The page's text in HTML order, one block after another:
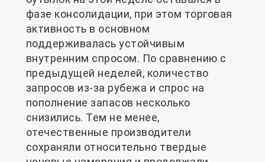
фазе консолидации, при этом торговая
активность в основном
поддерживалась устойчивым
внутренним спросом. По сравнению с
предыдущей неделей, количество
запросов из-за рубежа и спрос на
пополнение запасов несколько
снизились. Тем не менее,
отечественные производители
сохраняли относительно твердые